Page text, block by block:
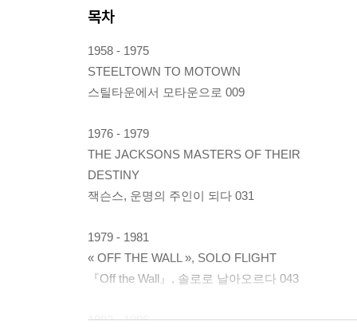
목차
1958 - 1975
STEELTOWN TO MOTOWN
스틸타운에서 모타운으로 009
1976 - 1979
THE JACKSONS MASTERS OF THEIR
DESTINY
잭슨스, 운명의 주인이 되다 031
1979 - 1981
« OFF THE WALL », SOLO FLIGHT
『Off the Wall』, 솔로로 날아오르다 043
1982 - 1986